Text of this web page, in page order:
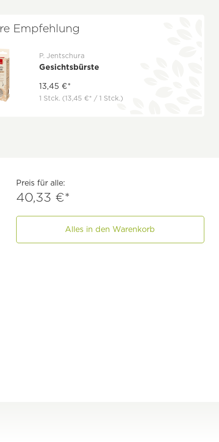
Empfehlung
P. Jentschura
Gesichtsbürste
13,45 €*
1 Stck. (13,45 €* / 1 Stck.)
Preis für alle:
40,33 €*
Alles in den Warenkorb